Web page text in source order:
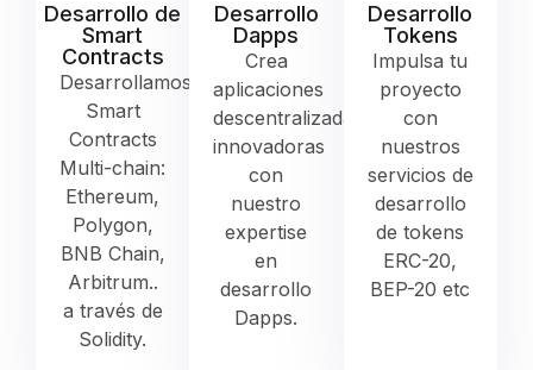
Desarrollo de
Smart
Contracts
Desarrollamos
Smart
Contracts
Multi-chain:
Ethereum,
Polygon,
BNB Chain,
Arbitrum..
a través de
Solidity.
Desarrollo
Dapps
Crea
aplicaciones
descentralizadas
innovadoras
con
nuestro
expertise
en
desarrollo
Dapps.
Desarrollo
Tokens
Impulsa tu
proyecto
con
nuestros
servicios de
desarrollo
de tokens
ERC-20,
BEP-20 etc